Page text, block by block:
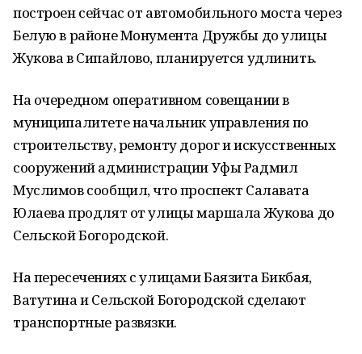
построен сейчас от автомобильного моста через
Белую в районе Монумента Дружбы до улицы
Жукова в Сипайлово, планируется удлинить.
На очередном оперативном совещании в
муниципалитете начальник управления по
строительству, ремонту дорог и искусственных
сооружений администрации Уфы Радмил
Муслимов сообщил, что проспект Салавата
Юлаева продлят от улицы маршала Жукова до
Сельской Богородской.
На пересечениях с улицами Баязита Бикбая,
Ватутина и Сельской Богородской сделают
транспортные развязки.